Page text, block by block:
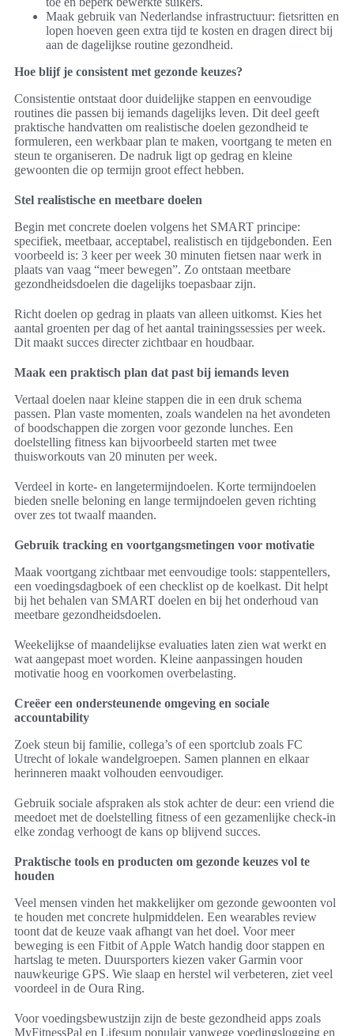
Maak gebruik van Nederlandse infrastructuur: fietsritten en
lopen hoeven geen extra tijd te kosten en dragen direct bij
aan de dagelijkse routine gezondheid.
Hoe blijf je consistent met gezonde keuzes?
Consistentie ontstaat door duidelijke stappen en eenvoudige
routines die passen bij iemands dagelijks leven. Dit deel geeft
praktische handvatten om realistische doelen gezondheid te
formuleren, een werkbaar plan te maken, voortgang te meten en
steun te organiseren. De nadruk ligt op gedrag en kleine
gewoonten die op termijn groot effect hebben.
Stel realistische en meetbare doelen
Begin met concrete doelen volgens het SMART principe:
specifiek, meetbaar, acceptabel, realistisch en tijdgebonden. Een
voorbeeld is: 3 keer per week 30 minuten fietsen naar werk in
plaats van vaag “meer bewegen”. Zo ontstaan meetbare
gezondheidsdoelen die dagelijks toepasbaar zijn.
Richt doelen op gedrag in plaats van alleen uitkomst. Kies het
aantal groenten per dag of het aantal trainingssessies per week.
Dit maakt succes directer zichtbaar en houdbaar.
Maak een praktisch plan dat past bij iemands leven
Vertaal doelen naar kleine stappen die in een druk schema
passen. Plan vaste momenten, zoals wandelen na het avondeten
of boodschappen die zorgen voor gezonde lunches. Een
doelstelling fitness kan bijvoorbeeld starten met twee
thuisworkouts van 20 minuten per week.
Verdeel in korte- en langetermijndoelen. Korte termijndoelen
bieden snelle beloning en lange termijndoelen geven richting
over zes tot twaalf maanden.
Gebruik tracking en voortgangsmetingen voor motivatie
Maak voortgang zichtbaar met eenvoudige tools: stappentellers,
een voedingsdagboek of een checklist op de koelkast. Dit helpt
bij het behalen van SMART doelen en bij het onderhoud van
meetbare gezondheidsdoelen.
Weekelijkse of maandelijkse evaluaties laten zien wat werkt en
wat aangepast moet worden. Kleine aanpassingen houden
motivatie hoog en voorkomen overbelasting.
Creëer een ondersteunende omgeving en sociale
accountability
Zoek steun bij familie, collega’s of een sportclub zoals FC
Utrecht of lokale wandelgroepen. Samen plannen en elkaar
herinneren maakt volhouden eenvoudiger.
Gebruik sociale afspraken als stok achter de deur: een vriend die
meedoet met de doelstelling fitness of een gezamenlijke check-in
elke zondag verhoogt de kans op blijvend succes.
Praktische tools en producten om gezonde keuzes vol te
houden
Veel mensen vinden het makkelijker om gezonde gewoonten vol
te houden met concrete hulpmiddelen. Een wearables review
toont dat de keuze vaak afhangt van het doel. Voor meer
beweging is een Fitbit of Apple Watch handig door stappen en
hartslag te meten. Duursporters kiezen vaker Garmin voor
nauwkeurige GPS. Wie slaap en herstel wil verbeteren, ziet veel
voordeel in de Oura Ring.
Voor voedingsbewustzijn zijn de beste gezondheid apps zoals
MyFitnessPal en Lifesum populair vanwege voedingslogging en